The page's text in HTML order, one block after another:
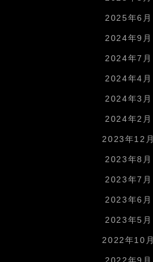
2025年6月
2024年9月
2024年7月
2024年4月
2024年3月
2024年2月
2023年12月
2023年8月
2023年7月
2023年6月
2023年5月
2022年10月